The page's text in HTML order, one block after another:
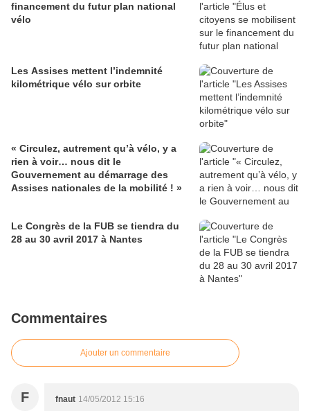
financement du futur plan national
vélo
Les Assises mettent l’indemnité
kilométrique vélo sur orbite
« Circulez, autrement qu’à vélo, y a
rien à voir… nous dit le
Gouvernement au démarrage des
Assises nationales de la mobilité ! »
Le Congrès de la FUB se tiendra du
28 au 30 avril 2017 à Nantes
Commentaires
Ajouter un commentaire
F fnaut 14/05/2012 15:16